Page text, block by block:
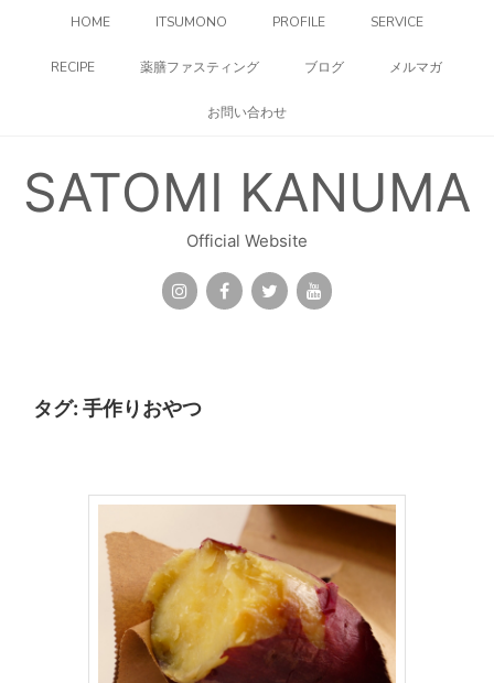
HOME ITSUMONO PROFILE SERVICE
RECIPE 薬膳ファスティング ブログ メルマガ
お問い合わせ
SATOMI KANUMA
Official Website
タグ: 手作りおやつ